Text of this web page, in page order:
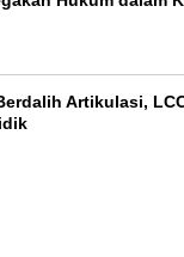
Artikulasi,